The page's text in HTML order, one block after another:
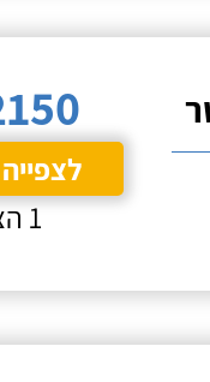
1 הצעות מחיר